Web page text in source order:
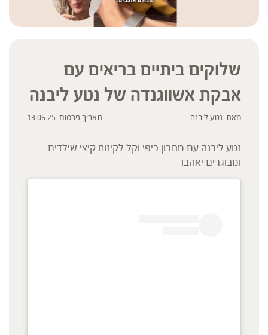
שלוקים ביתיים בריאים עם
אבקת אשווגנדה של נטע ליבנה
מאת: נטע ליבנה תאריך פרסום: 13.06.25
נטע ליבנה עם מתכון כיפי וקל לקינוח קיצי שילדים
ומבוגרים יאהבו